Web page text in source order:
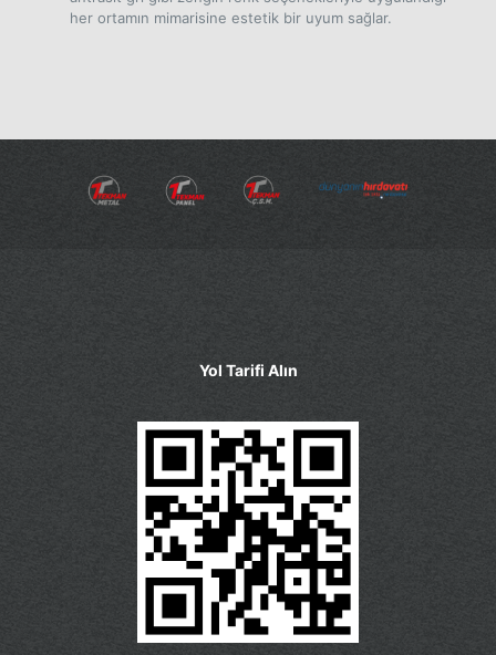
güvenliği amacıyla kullanılır. Beyaz, sarı, kırmızı, yeşil ve
antrasit gri gibi zengin renk seçenekleriyle uygulandığı